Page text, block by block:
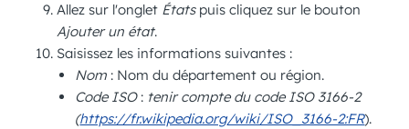
Allez sur l'onglet Étatspuis cliquez sur le bouton
Ajouter un état.
Saisissez les informations suivantes :
Nom : Nom du département ou région.
Code ISO: tenir compte du code ISO 3166-2
(https://fr.wikipedia.org/wiki/ISO_3166-2:FR).